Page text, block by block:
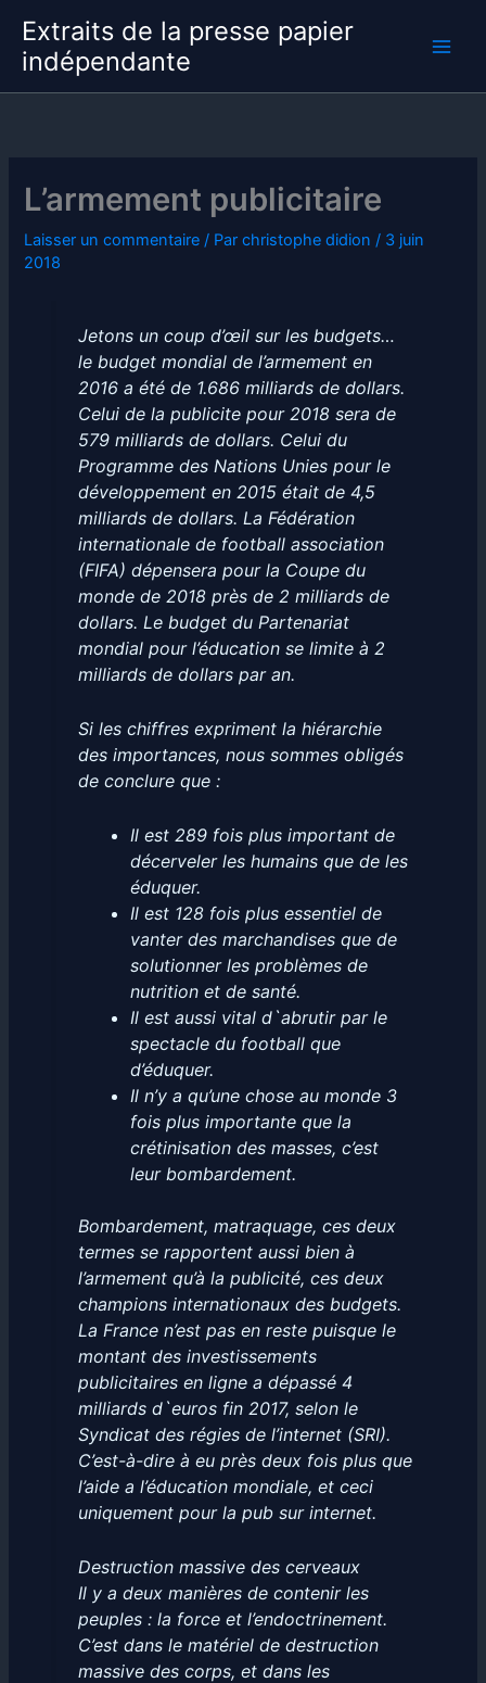
contenu
Extraits de la presse papier
indépendante
L’armement publicitaire
Laisser un commentaire / Parchristophe didion / 3 juin
2018
Jetons un coup d’œil sur les budgets…
le budget mondial de l’armement en
2016 a été de 1.686 milliards de dollars.
Celui de la publicite pour 2018 sera de
579 milliards de dollars. Celui du
Programme des Nations Unies pour le
développement en 2015 était de 4,5
milliards de dollars. La Fédération
internationale de football association
(FIFA) dépensera pour la Coupe du
monde de 2018 près de 2 milliards de
dollars. Le budget du Partenariat
mondial pour l’éducation se limite à 2
milliards de dollars par an.
Si les chiffres expriment la hiérarchie
des importances, nous sommes obligés
de conclure que :
Il est 289 fois plus important de
décerveler les humains que de les
éduquer.
Il est 128 fois plus essentiel de
vanter des marchandises que de
solutionner les problèmes de
nutrition et de santé.
Il est aussi vital d`abrutir par le
spectacle du football que
d’éduquer.
Il n’y a qu’une chose au monde 3
fois plus importante que la
crétinisation des masses, c’est
leur bombardement.
Bombardement, matraquage, ces deux
termes se rapportent aussi bien à
l’armement qu’à la publicité, ces deux
champions internationaux des budgets.
La France n’est pas en reste puisque le
montant des investissements
publicitaires en ligne a dépassé 4
milliards d`euros fin 2017, selon le
Syndicat des régies de l’internet (SRI).
C’est-à-dire à eu près deux fois plus que
l’aide a l’éducation mondiale, et ceci
uniquement pour la pub sur internet.
Destruction massive des cerveaux
Il y a deux manières de contenir les
peuples : la force et l’endoctrinement.
C’est dans le matériel de destruction
massive des corps, et dans les